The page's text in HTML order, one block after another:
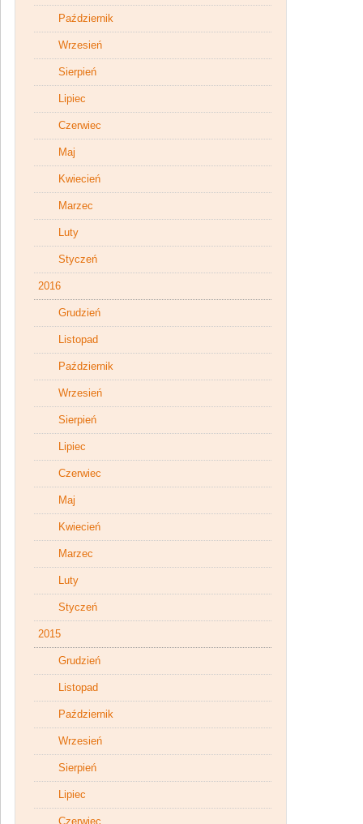
Październik
Wrzesień
Sierpień
Lipiec
Czerwiec
Maj
Kwiecień
Marzec
Luty
Styczeń
2016
Grudzień
Listopad
Październik
Wrzesień
Sierpień
Lipiec
Czerwiec
Maj
Kwiecień
Marzec
Luty
Styczeń
2015
Grudzień
Listopad
Październik
Wrzesień
Sierpień
Lipiec
Czerwiec